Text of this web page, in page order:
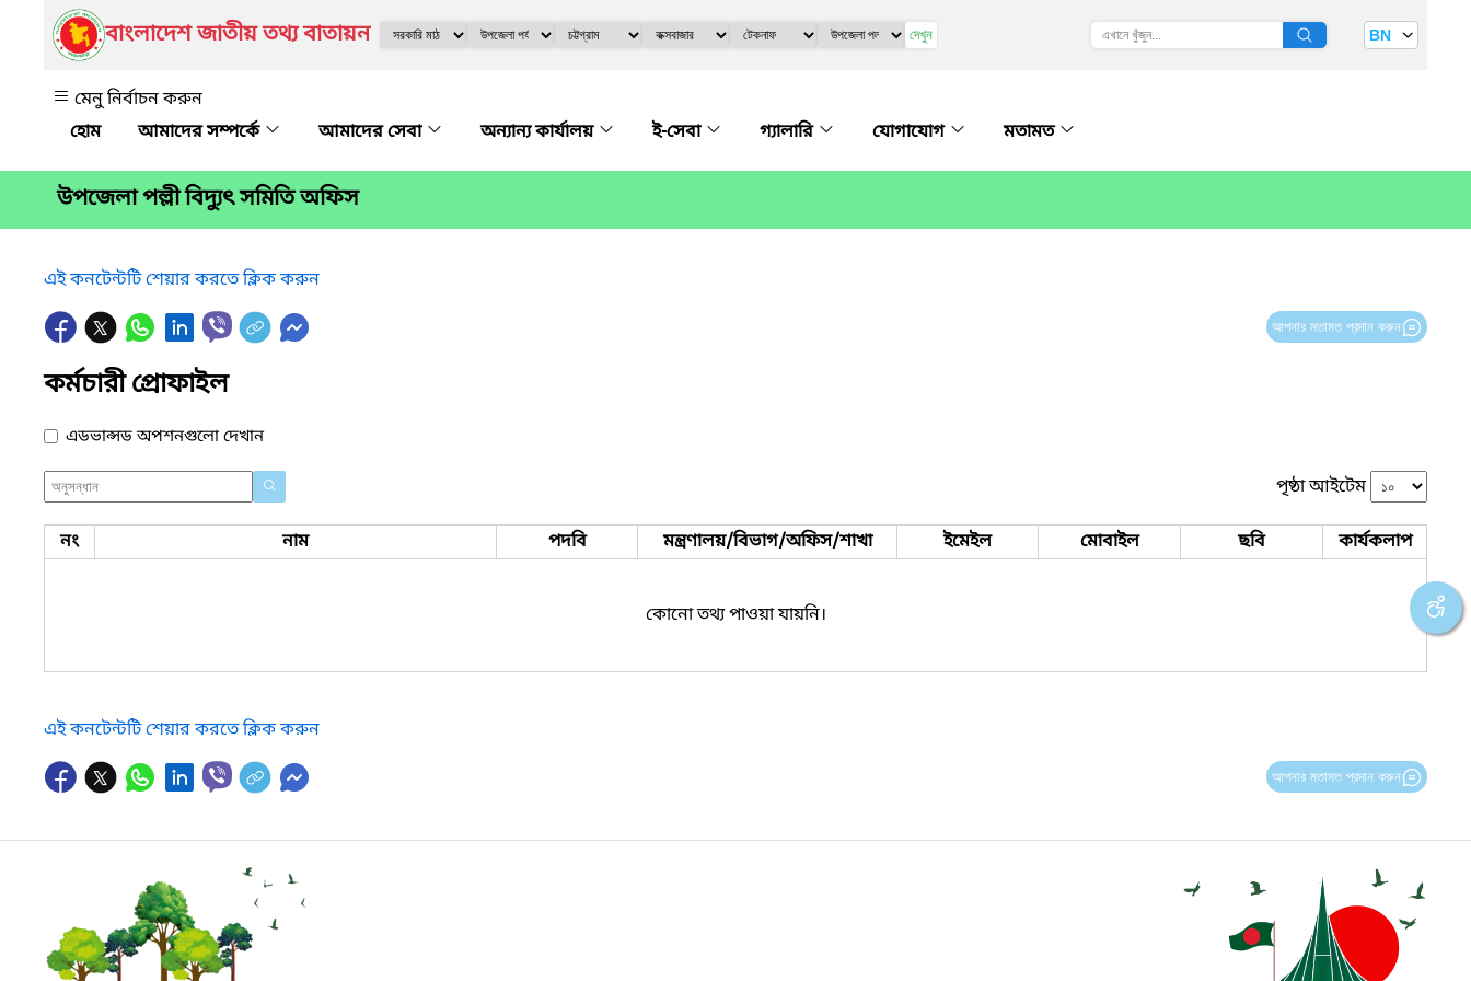
বাংলাদেশ জাতীয় তথ্য বাতায়ন দেখুন BN
মেনু নির্বাচন করুন
আমাদের সম্পর্কে
আমাদের সেবা অন্যান্য কার্যালয় ই-সেবা গ্যালারি যোগাযোগ মতামত
উপজেলা পল্লী বিদ্যুৎ সমিতি অফিস
এই কনটেন্টটি শেয়ার করতে ক্লিক করুন
আপনার মতামত প্রদান করুন
কর্মচারী প্রোফাইল
এডভান্সড অপশনগুলো দেখান
পৃষ্ঠা আইটেম
নং নাম পদবি মন্ত্রণালয়/বিভাগ/অফিস/শাখা ইমেইল মোবাইল ছবি কার্যকলাপ
কোনো তথ্য পাওয়া যায়নি।
এই কনটেন্টটি শেয়ার করতে ক্লিক করুন
আপনার মতামত প্রদান করুন